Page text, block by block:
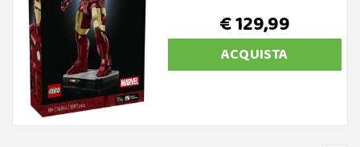
€ 129,99
ACQUISTA